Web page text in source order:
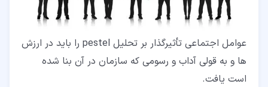
عوامل اجتماعی تأثیرگذار بر تحلیل pestel را باید در ارزش
ها و به قولی آداب و رسومی که سازمان در آن بنا شده
است یافت.